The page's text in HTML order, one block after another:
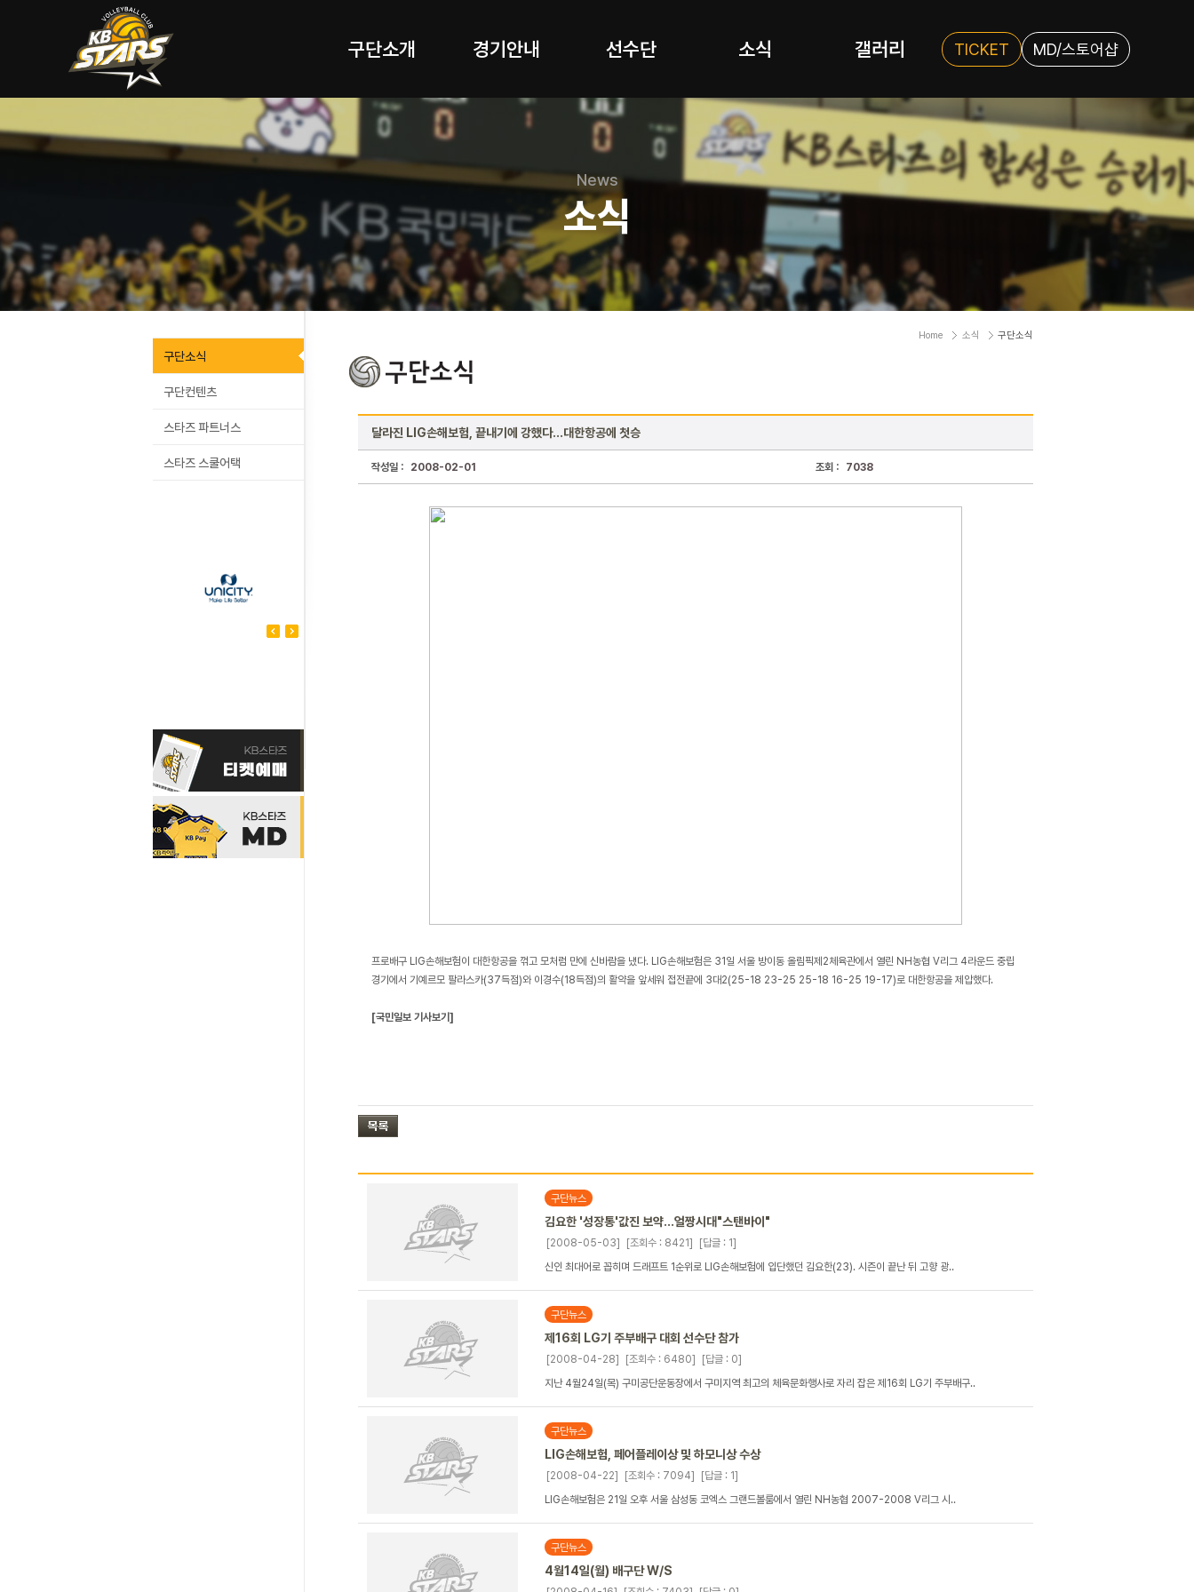
구단소개 경기안내 선수단 소식 갤러리 TICKET MD/스토어샵
구단소식
구단컨텐츠
스타즈 파트너스
스타즈 스쿨어택
Home 소식 구단소식
달라진 LIG손해보험, 끝내기에 강했다…대한항공에 첫승
작성일 : 2008-02-01 조회 : 7038
프로배구 LIG손해보험이 대한항공을 꺾고 모처럼 만에 신바람을 냈다. LIG손해보험은 31일 서울 방이동 올림픽제2체육관에서 열린 NH농협 V리그 4라운드 중립
경기에서 기예르모 팔라스카(37득점)와 이경수(18득점)의 활약을 앞세워 접전끝에 3대2(25-18 23-25 25-18 16-25 19-17)로 대한항공을 제압했다.
[국민일보 기사보기]
구단뉴스
김요한 '성장통'값진 보약…얼짱시대"스탠바이"
[2008-05-03] [조회수 : 8421]
[답글 : 1]
신인 최대어로 꼽히며 드래프트 1순위로 LIG손해보험에 입단했던 김요한(23). 시즌이 끝난 뒤 고향 광..
구단뉴스
제16회 LG기 주부배구 대회 선수단 참가
[2008-04-28] [조회수 : 6480]
[답글 : 0]
지난 4월24일(목) 구미공단운동장에서 구미지역 최고의 체육문화행사로 자리 잡은 제16회 LG기 주부배구..
구단뉴스
LIG손해보험, 페어플레이상 및 하모니상 수상
[2008-04-22] [조회수 : 7094]
[답글 : 1]
LIG손해보험은 21일 오후 서울 삼성동 코엑스 그랜드볼룸에서 열린 NH농협 2007-2008 V리그 시..
구단뉴스
4월14일(월) 배구단 W/S